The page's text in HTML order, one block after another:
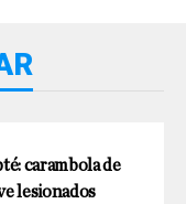
carambola de
lesionados